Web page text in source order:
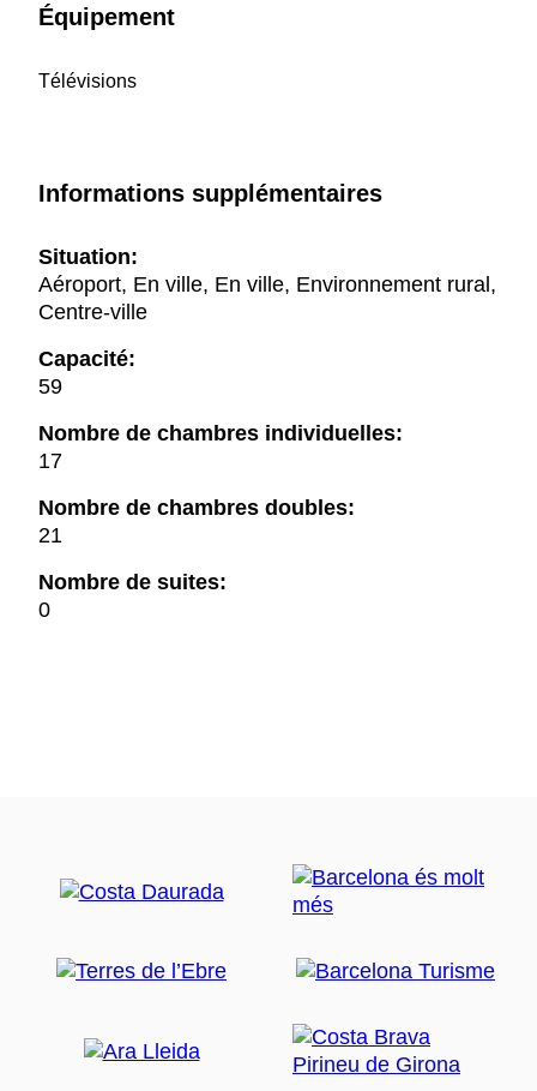
Équipement
Télévisions
Informations supplémentaires
Situation:
Aéroport, En ville, En ville, Environnement rural,
Centre-ville
Capacité:
59
Nombre de chambres individuelles:
17
Nombre de chambres doubles:
21
Nombre de suites:
0